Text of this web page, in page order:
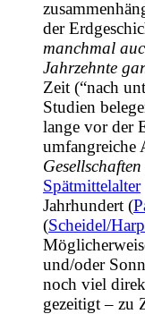
der
manchmal
Jahrzehnte
Zeit (“nach
Studien
lange vor der
umfangreiche
Gesellschaften
Spätmittelalter
Jahrhundert (
(Scheidel/
und/oder
noch viel
gezeitigt – zu